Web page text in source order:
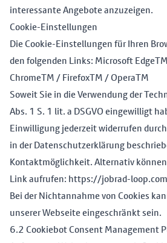
interessante Angebote anzuzeigen.
Cookie-Einstellungen
Die Cookie-Einstellungen für Ihren
den folgenden Links: Microsoft EdgeTM
ChromeTM /FirefoxTM /OperaTM
Soweit Sie in die Verwendung der
Abs. 1 S. 1 lit. a DSGVO eingewilligt
Einwilligung jederzeit widerrufen
in der Datenschutzerklärung
Kontaktmöglichkeit. Alternativ
Link aufrufen: https://jobrad-
Bei der Nichtannahme von Cookies
unserer Webseite eingeschränkt sein.
6.2 Cookiebot Consent Management